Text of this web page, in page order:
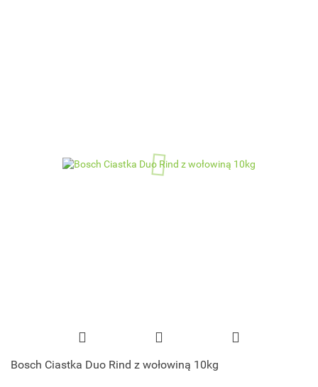
Bosch Ciastka Duo Rind z wołowiną 10kg